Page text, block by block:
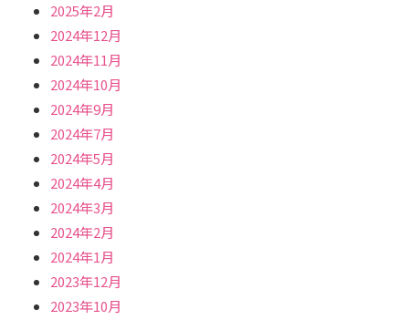
2025年2月
2024年12月
2024年11月
2024年10月
2024年9月
2024年7月
2024年5月
2024年4月
2024年3月
2024年2月
2024年1月
2023年12月
2023年10月